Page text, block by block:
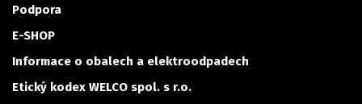
Podpora
E-SHOP
Informace o obalech a elektroodpadech
Etický kodex WELCO spol. s r.o.